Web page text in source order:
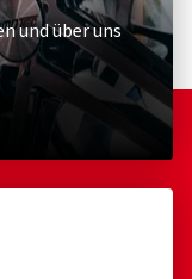
und über uns